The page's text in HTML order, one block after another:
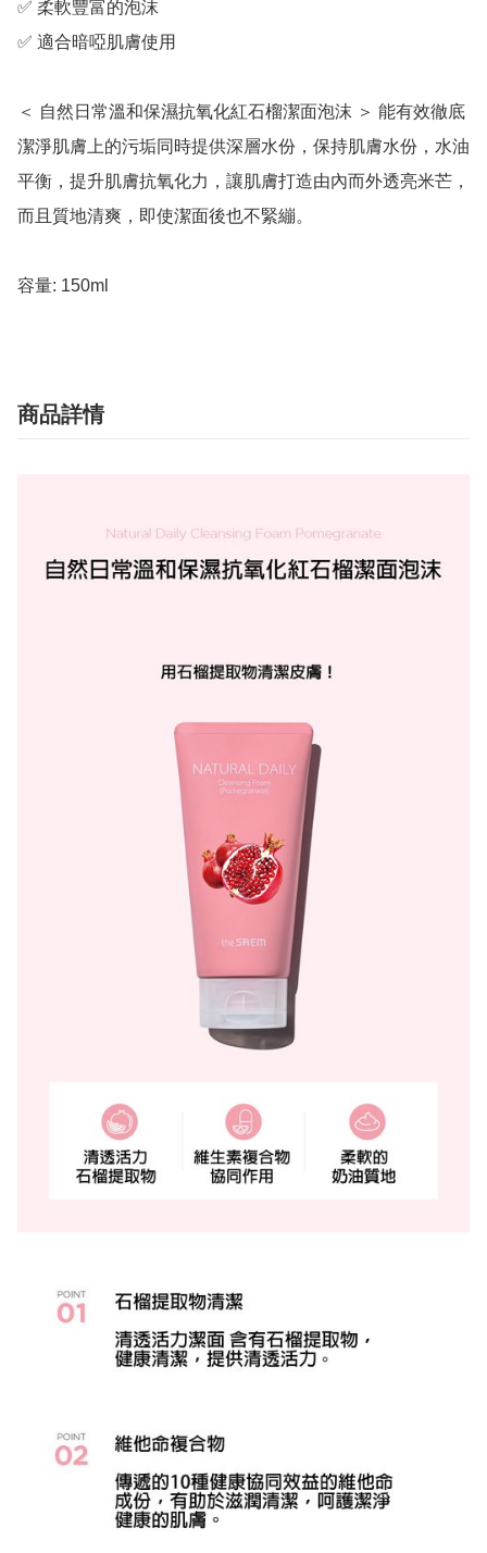
✅ 柔軟豐富的泡沫
✅ 適合暗啞肌膚使用
＜ 自然日常溫和保濕抗氧化紅石榴潔面泡沫 ＞ 能有效徹底
潔淨肌膚上的污垢同時提供深層水份，保持肌膚水份，水油
平衡，提升肌膚抗氧化力，讓肌膚打造由內而外透亮米芒，
而且質地清爽，即使潔面後也不緊繃。
容量: 150ml
商品詳情